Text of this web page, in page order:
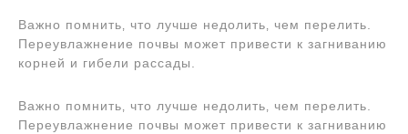
Важно помнить‚ что лучше недолить‚ чем перелить.
Переувлажнение почвы может привести к загниванию
корней и гибели рассады.
Важно помнить‚ что лучше недолить‚ чем перелить.
Переувлажнение почвы может привести к загниванию